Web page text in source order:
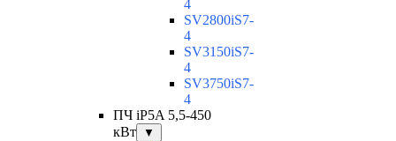
4
SV2800iS7-
4
SV3150iS7-
4
SV3750iS7-
4
ПЧ iP5A 5,5-450
кВт
▼